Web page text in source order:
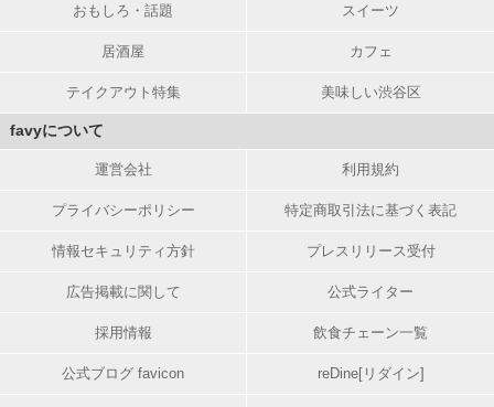
おもしろ・話題 スイーツ
居酒屋 カフェ
テイクアウト特集 美味しい渋谷区
favyについて
運営会社 利用規約
プライバシーポリシー 特定商取引法に基づく表記
情報セキュリティ方針 プレスリリース受付
広告掲載に関して 公式ライター
採用情報 飲食チェーン一覧
公式ブログ favicon reDine[リダイン]